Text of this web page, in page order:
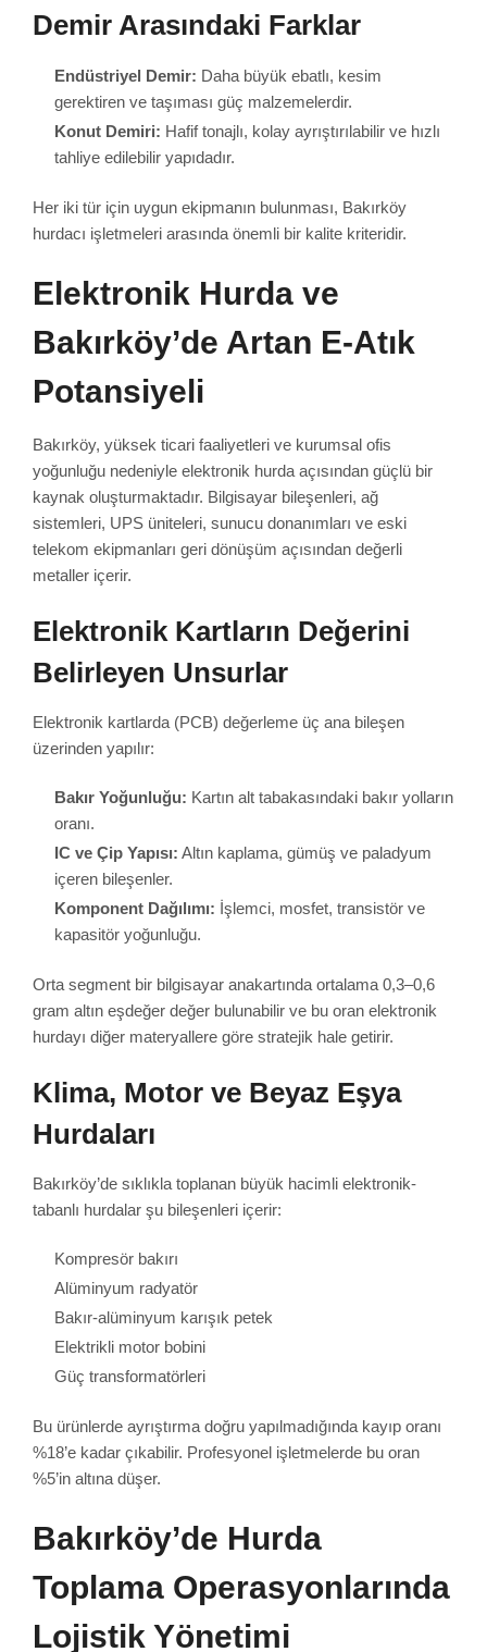
Demir Arasındaki Farklar
Endüstriyel Demir: Daha büyük ebatlı, kesim
gerektiren ve taşıması güç malzemelerdir.
Konut Demiri: Hafif tonajlı, kolay ayrıştırılabilir ve hızlı
tahliye edilebilir yapıdadır.
Her iki tür için uygun ekipmanın bulunması, Bakırköy
hurdacı işletmeleri arasında önemli bir kalite kriteridir.
Elektronik Hurda ve
Bakırköy’de Artan E-Atık
Potansiyeli
Bakırköy, yüksek ticari faaliyetleri ve kurumsal ofis
yoğunluğu nedeniyle elektronik hurda açısından güçlü bir
kaynak oluşturmaktadır. Bilgisayar bileşenleri, ağ
sistemleri, UPS üniteleri, sunucu donanımları ve eski
telekom ekipmanları geri dönüşüm açısından değerli
metaller içerir.
Elektronik Kartların Değerini
Belirleyen Unsurlar
Elektronik kartlarda (PCB) değerleme üç ana bileşen
üzerinden yapılır:
Bakır Yoğunluğu: Kartın alt tabakasındaki bakır yolların
oranı.
IC ve Çip Yapısı: Altın kaplama, gümüş ve paladyum
içeren bileşenler.
Komponent Dağılımı: İşlemci, mosfet, transistör ve
kapasitör yoğunluğu.
Orta segment bir bilgisayar anakartında ortalama 0,3–0,6
gram altın eşdeğer değer bulunabilir ve bu oran elektronik
hurdayı diğer materyallere göre stratejik hale getirir.
Klima, Motor ve Beyaz Eşya
Hurdaları
Bakırköy’de sıklıkla toplanan büyük hacimli elektronik-
tabanlı hurdalar şu bileşenleri içerir:
Kompresör bakırı
Alüminyum radyatör
Bakır-alüminyum karışık petek
Elektrikli motor bobini
Güç transformatörleri
Bu ürünlerde ayrıştırma doğru yapılmadığında kayıp oranı
%18’e kadar çıkabilir. Profesyonel işletmelerde bu oran
%5’in altına düşer.
Bakırköy’de Hurda
Toplama Operasyonlarında
Lojistik Yönetimi